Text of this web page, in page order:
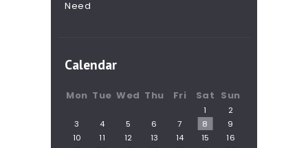
Calendar
Mon Tue Wed Thu Fri Sat Sun
1
2
3
4 5 6 7 8
9
10
11 12 13 14 15
16